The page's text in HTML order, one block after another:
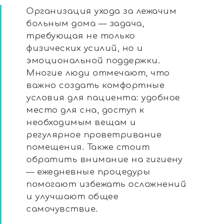
Организация ухода за лежачим
больным дома — задача,
требующая не только
физических усилий, но и
эмоциональной поддержки.
Многие люди отмечают, что
важно создать комфортные
условия для пациента: удобное
место для сна, доступ к
необходимым вещам и
регулярное проветривание
помещения. Также стоит
обратить внимание на гигиену
— ежедневные процедуры
помогают избежать осложнений
и улучшают общее
самочувствие.